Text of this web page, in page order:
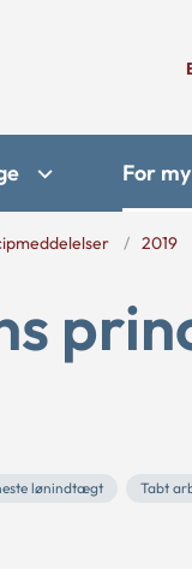
For
2019
lønindtægt Tabt